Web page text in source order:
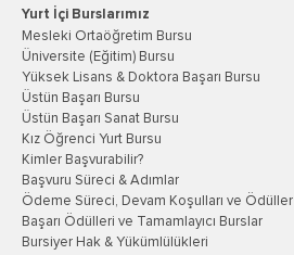
Yurt İçi Burslarımız
Mesleki Ortaöğretim Bursu
Üniversite (Eğitim) Bursu
Yüksek Lisans & Doktora Başarı Bursu
Üstün Başarı Bursu
Üstün Başarı Sanat Bursu
Kız Öğrenci Yurt Bursu
Kimler Başvurabilir?
Başvuru Süreci & Adımlar
Ödeme Süreci, Devam Koşulları ve Ödüller
Başarı Ödülleri ve Tamamlayıcı Burslar
Bursiyer Hak & Yükümlülükleri